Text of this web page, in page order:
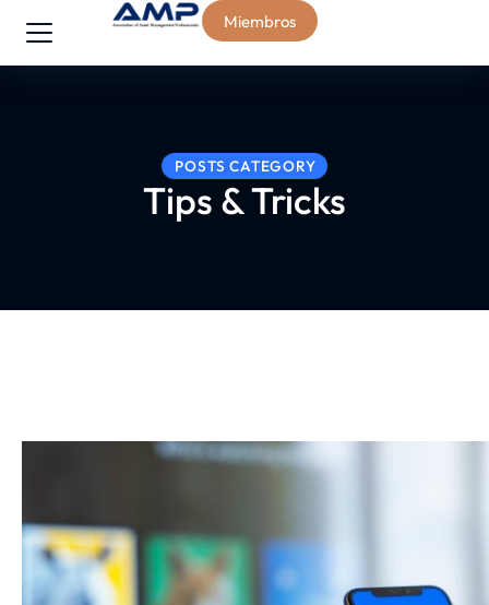
Miembros
POSTS CATEGORY
Tips & Tricks